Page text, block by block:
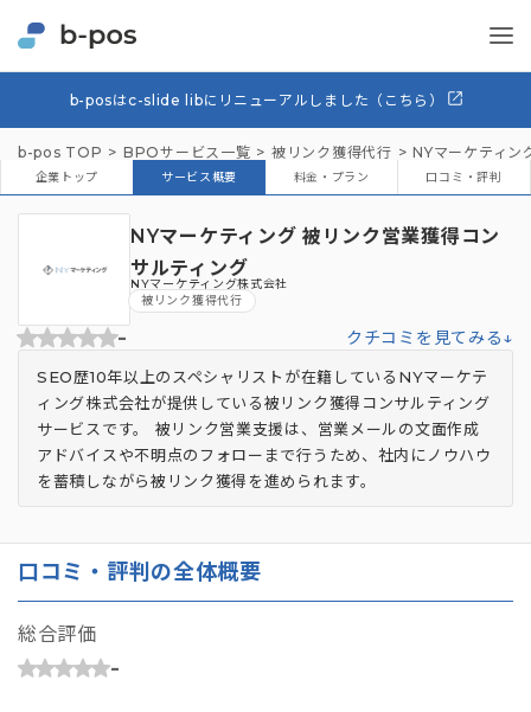
b-posはc-slide libにリニューアルしました（こちら）
b-pos TOP BPOサービス一覧 被リンク獲得代行 NYマーケティン
企業トップ サービス概要 料金・プラン 口コミ・評判
NYマーケティング 被リンク営業獲得コン
サルティング
NYマーケティング株式会社
被リンク獲得代行
- クチコミを見てみる↓
SEO歴10年以上のスペシャリストが在籍しているNYマーケテ
ィング株式会社が提供している被リンク獲得コンサルティング
サービスです。 被リンク営業支援は、営業メールの文面作成
アドバイスや不明点のフォローまで行うため、社内にノウハウ
を蓄積しながら被リンク獲得を進められます。
口コミ・評判の全体概要
総合評価
-